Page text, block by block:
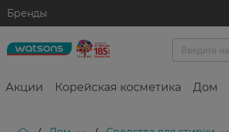
Бренды
Акции Корейская косметика Дом